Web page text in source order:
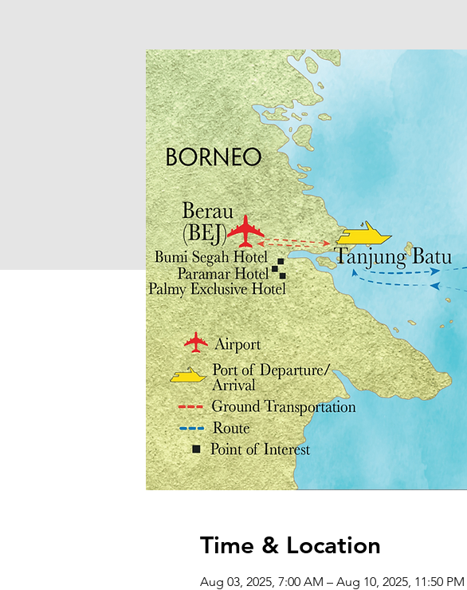
Time & Location
Aug 03, 2025, 7:00 AM – Aug 10, 2025, 11:50 PM